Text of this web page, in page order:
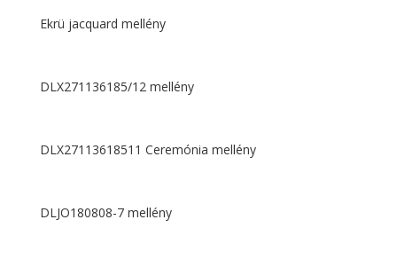
Ekrü jacquard mellény
DLX271136185/12 mellény
DLX27113618511 Ceremónia mellény
DLJO180808-7 mellény